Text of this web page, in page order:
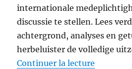
internationale
discussie te stellen. Lees
achtergrond, analyses en
herbeluister de volledige
Continuer la lecture